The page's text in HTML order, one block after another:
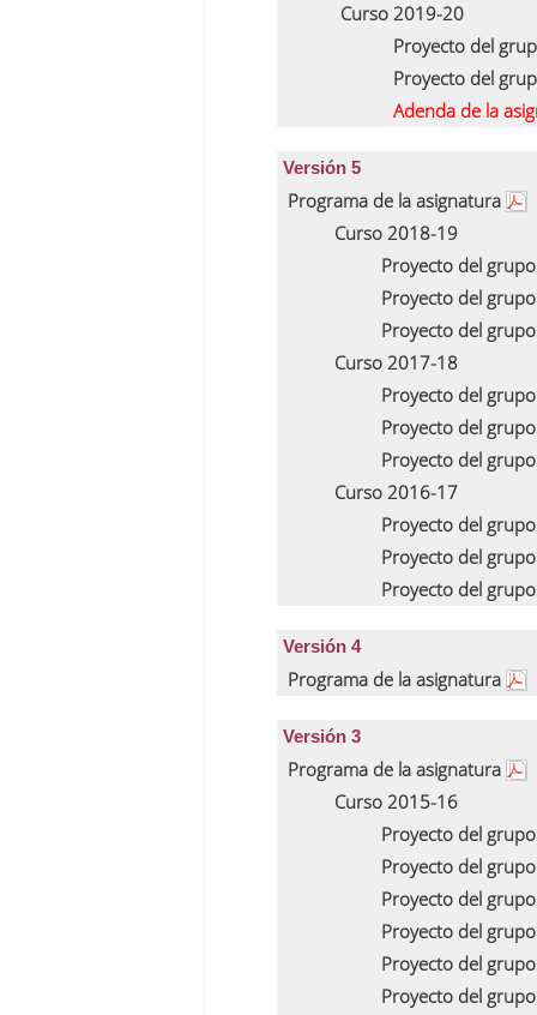
Curso 2019-20
Proyecto del
Proyecto del
Adenda de la
Versión 5
Programa de la asignatura
Curso 2018-19
Proyecto del
Proyecto del
Proyecto del
Curso 2017-18
Proyecto del
Proyecto del
Proyecto del
Curso 2016-17
Proyecto del
Proyecto del
Proyecto del
Versión 4
Programa de la asignatura
Versión 3
Programa de la asignatura
Curso 2015-16
Proyecto del
Proyecto del
Proyecto del
Proyecto del
Proyecto del
Proyecto del